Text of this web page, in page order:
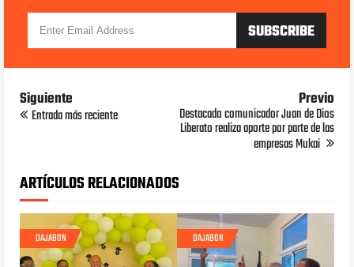
Siguiente
Entrada más reciente
Previo
Destacado comunicador Juan de Dios
Liberato realiza aporte por parte de las
empresas Mukai
ARTÍCULOS RELACIONADOS
DAJABON DAJABON